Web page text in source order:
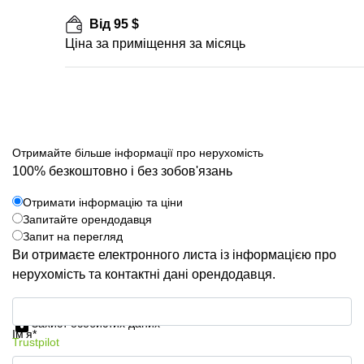
Від 95 $
Ціна за приміщення за місяць
Отримайте більше інформації про нерухомість
100% безкоштовно і без зобов'язань
Отримати інформацію та ціни
Запитайте орендодавця
Запит на перегляд
Ви отримаєте електронного листа із інформацією про
нерухомість та контактні дані орендодавця.
Ім'я*
Захист особистих даних
Trustpilot